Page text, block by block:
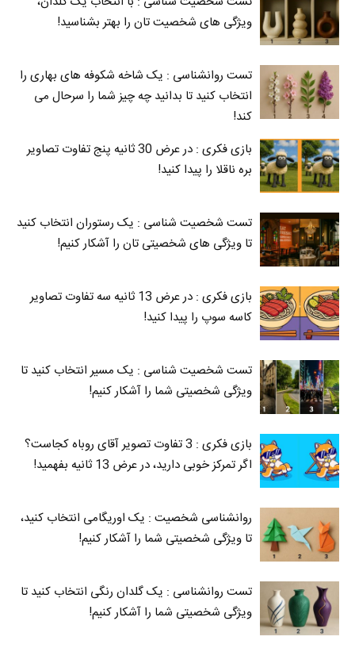
ویژگی های شخصیت تان را بهتر بشناسید!
تست روانشناسی : یک شاخه شکوفه های بهاری را
انتخاب کنید تا بدانید چه چیز شما را سرحال می‌
کند!
بازی فکری : در عرض 30 ثانیه پنج تفاوت تصاویر
بره ناقلا را پیدا کنید!
تست شخصیت شناسی : یک رستوران انتخاب کنید
تا ویژگی های شخصیتی تان را آشکار کنیم!
بازی فکری : در عرض 13 ثانیه سه تفاوت تصاویر
کاسه‌ سوپ را پیدا کنید!
تست شخصیت شناسی : یک مسیر انتخاب کنید تا
ویژگی شخصیتی شما را آشکار کنیم!
بازی فکری : 3 تفاوت تصویر آقای روباه کجاست؟
اگر تمرکز خوبی دارید، در عرض 13 ثانیه بفهمید!
روانشناسی شخصیت : یک اوریگامی انتخاب کنید،
تا ویژگی شخصیتی شما را آشکار کنیم!
تست روانشناسی : یک گلدان رنگی انتخاب کنید تا
ویژگی شخصیتی شما را آشکار کنیم!